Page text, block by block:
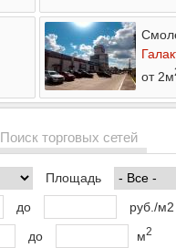
от 2м
Поиск торговых сетей
Площадь
до
руб./м2
до м2